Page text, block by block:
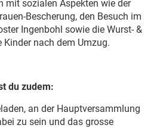
mit sozialen Aspekten wie der
Bescherung, den Besuch im
Ingenbohl sowie die Wurst- &
Kinder nach dem Umzug.
du zudem:
an der Hauptversammlung
zu sein und das grosse